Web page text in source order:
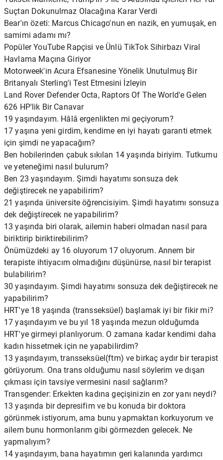
Suçtan Dokunulmaz Olacağına Karar Verdi
Bear'ın özeti: Marcus Chicago'nun en nazik, en yumuşak, en
samimi adamı mı?
Popüler YouTube Rapçisi ve Ünlü TikTok Sihirbazı Viral
Havlama Maçına Giriyor
Motorweek'in Acura Efsanesine Yönelik Unutulmuş Bir
Britanyalı Sterling'i Test Etmesini İzleyin
Land Rover Defender Octa, Raptors Of The World'e Gelen
626 HP'lik Bir Canavar
19 yaşındayım. Hâlâ ergenlikten mi geçiyorum?
17 yaşına yeni girdim, kendime en iyi hayatı garanti etmek
için şimdi ne yapacağım?
Ben hobilerinden çabuk sıkılan 14 yaşında biriyim. Tutkumu
ve yeteneğimi nasıl bulurum?
Ben 23 yaşındayım. Şimdi hayatımı sonsuza dek
değiştirecek ne yapabilirim?
21 yaşında üniversite öğrencisiyim. Şimdi hayatımı sonsuza
dek değiştirecek ne yapabilirim?
13 yaşında biri olarak, ailemin haberi olmadan nasıl para
biriktirip biriktirebilirim?
Önümüzdeki ay 16 oluyorum 17 oluyorum. Annem bir
terapiste ihtiyacım olmadığını düşünürse, nasıl bir terapist
bulabilirim?
30 yaşındayım. Şimdi hayatımı sonsuza dek değiştirecek ne
yapabilirim?
HRT'ye 18 yaşında (transseksüel) başlamak iyi bir fikir mi?
17 yaşındayım ve bu yıl 18 yaşında mezun olduğumda
HRT'ye girmeyi planlıyorum. O zamana kadar kendimi daha
kadın hissetmek için ne yapabilirdim?
13 yaşındayım, transseksüel(ftm) ve birkaç aydır bir terapist
görüyorum. Ona trans olduğumu nasıl söylerim ve dışarı
çıkması için tavsiye vermesini nasıl sağlarım?
Transgender: Erkekten kadına geçişinizin en zor yanı neydi?
13 yaşında bir depresifim ve bu konuda bir doktora
görünmek istiyorum, ama bunu yapmaktan korkuyorum ve
ailem bunu hormonlarım gibi görmezden gelecek. Ne
yapmalıyım?
14 yaşındayım, bana hayatımın geri kalanında yardımcı